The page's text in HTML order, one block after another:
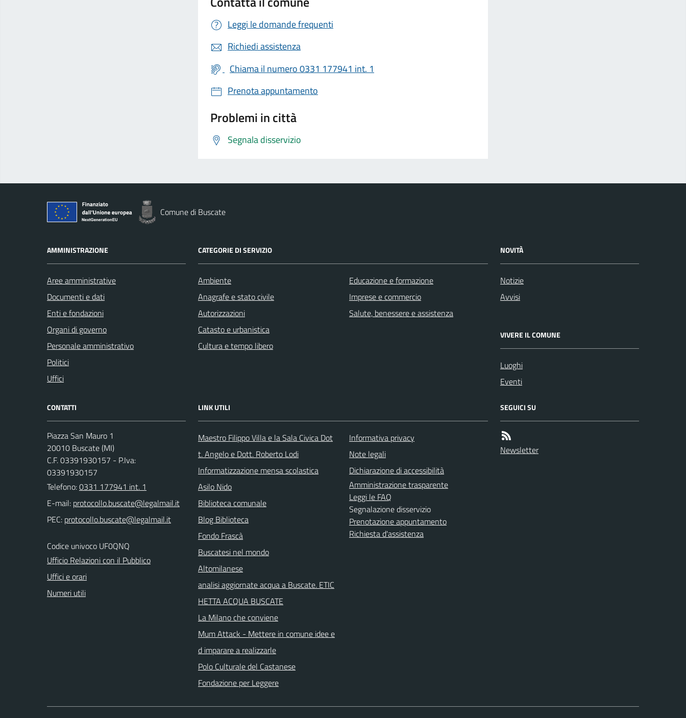
Leggi le domande frequenti
Richiedi assistenza
Chiama il numero 0331 177941 int. 1
Prenota appuntamento
Problemi in città
Segnala disservizio
Comune di Buscate
AMMINISTRAZIONE
Aree amministrative
Documenti e dati
Enti e fondazioni
Organi di governo
Personale amministrativo
Politici
Uffici
CATEGORIE DI SERVIZIO
Ambiente
Anagrafe e stato civile
Autorizzazioni
Catasto e urbanistica
Cultura e tempo libero
Educazione e formazione
Imprese e commercio
Salute, benessere e assistenza
NOVITÀ
Notizie
Avvisi
VIVERE IL COMUNE
Luoghi
Eventi
CONTATTI
Piazza San Mauro 1
20010 Buscate (MI)
C.F. 03391930157 - P.Iva:
03391930157
Telefono:0331 177941 int. 1
E-mail:
PEC:
Codice univoco UF0QNQ
Ufficio Relazioni con il Pubblico
Uffici e orari
Numeri utili
LINK UTILI
Maestro Filippo Villa e la Sala Civica Dot
t. Angelo e Dott. Roberto Lodi
Informatizzazione mensa scolastica
Asilo Nido
Biblioteca comunale
Blog Biblioteca
Fondo Frascà
Buscatesi nel mondo
Altomilanese
analisi aggiornate acqua a Buscate. ETIC
HETTA ACQUA BUSCATE
La Milano che conviene
Mum Attack - Mettere in comune idee e
d imparare a realizzarle
Polo Culturale del Castanese
Fondazione per Leggere
Informativa privacy
Note legali
Dichiarazione di accessibilità
Amministrazione trasparente
Leggi le FAQ
Segnalazione disservizio
Prenotazione appuntamento
Richiesta d'assistenza
SEGUICI SU
Newsletter